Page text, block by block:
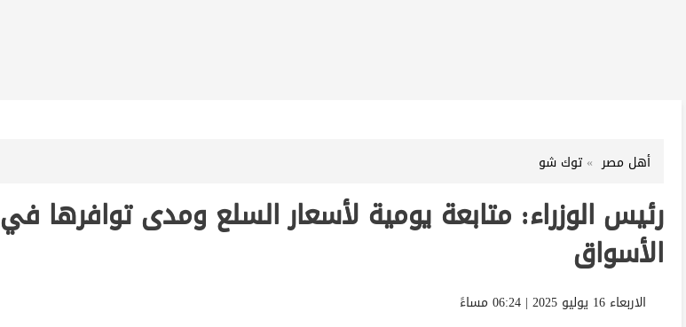
أهل مصر توك شو
رئيس الوزراء: متابعة يومية لأسعار السلع ومدى توافرها في
الأسواق
الاربعاء 16 يوليو 2025 | 06:24 مساءً